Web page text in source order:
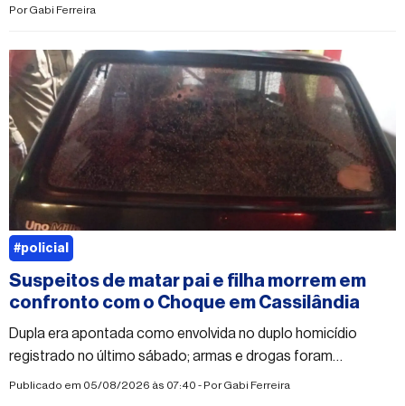
PorGabi Ferreira
Suspeitos de matar pai e filha morrem em
confronto com o Choque em Cassilândia
Dupla era apontada como envolvida no duplo homicídio
registrado no último sábado; armas e drogas foram
apreendidas
Publicado em 05/08/2026 às 07:40 - PorGabi Ferreira
#policial